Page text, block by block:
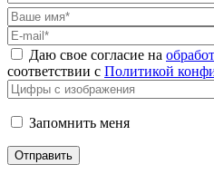
Даю свое согласие на
соответствии с Политикой
Запомнить меня